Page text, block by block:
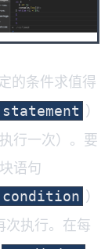
的条件求值得
statement ）
行一次）。要
语句
condition ）
次执行。在每